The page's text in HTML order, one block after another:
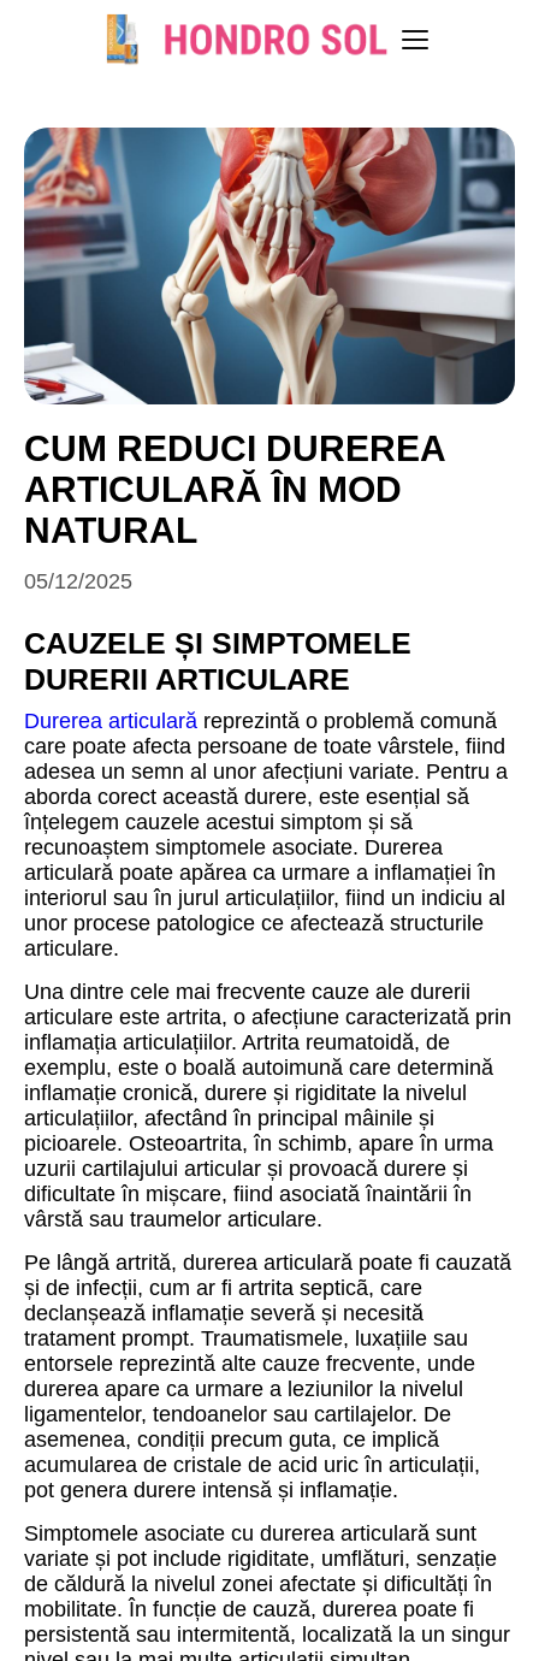
CUM REDUCI DUREREA
ARTICULARĂ ÎN MOD
NATURAL
05/12/2025
CAUZELE ȘI SIMPTOMELE
DURERII ARTICULARE
Durerea articulară reprezintă o problemă comună
care poate afecta persoane de toate vârstele, fiind
adesea un semn al unor afecțiuni variate. Pentru a
aborda corect această durere, este esențial să
înțelegem cauzele acestui simptom și să
recunoaștem simptomele asociate. Durerea
articulară poate apărea ca urmare a inflamației în
interiorul sau în jurul articulațiilor, fiind un indiciu al
unor procese patologice ce afectează structurile
articulare.
Una dintre cele mai frecvente cauze ale durerii
articulare este artrita, o afecțiune caracterizată prin
inflamația articulațiilor. Artrita reumatoidă, de
exemplu, este o boală autoimună care determină
inflamație cronică, durere și rigiditate la nivelul
articulațiilor, afectând în principal mâinile și
picioarele. Osteoartrita, în schimb, apare în urma
uzurii cartilajului articular și provoacă durere și
dificultate în mișcare, fiind asociată înaintării în
vârstă sau traumelor articulare.
Pe lângă artrită, durerea articulară poate fi cauzată
și de infecții, cum ar fi artrita septicã, care
declanșează inflamație severă și necesită
tratament prompt. Traumatismele, luxațiile sau
entorsele reprezintă alte cauze frecvente, unde
durerea apare ca urmare a leziunilor la nivelul
ligamentelor, tendoanelor sau cartilajelor. De
asemenea, condiții precum guta, ce implică
acumularea de cristale de acid uric în articulații,
pot genera durere intensă și inflamație.
Simptomele asociate cu durerea articulară sunt
variate și pot include rigiditate, umflături, senzație
de căldură la nivelul zonei afectate și dificultăți în
mobilitate. În funcție de cauză, durerea poate fi
persistentă sau intermitentă, localizată la un singur